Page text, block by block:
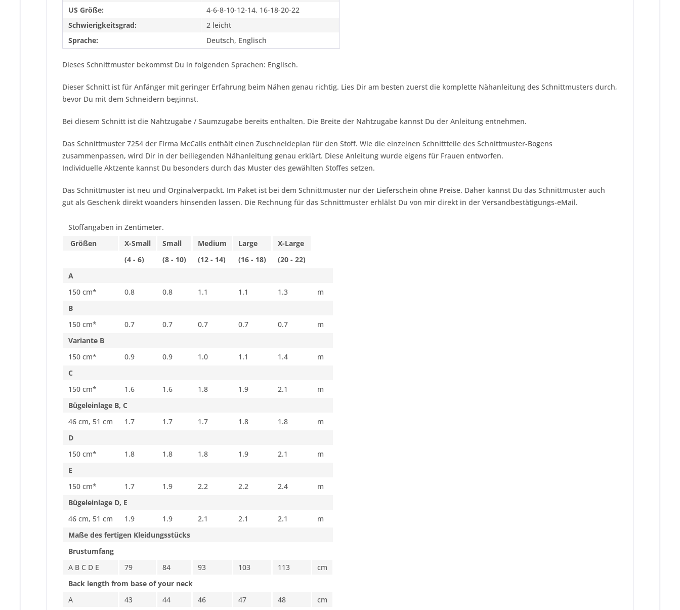
US Größe:
4-6-8-10-12-14, 16-18-20-22
Schwierigkeitsgrad:
2 leicht
Sprache:
Deutsch, Englisch
Dieses Schnittmuster bekommst Du in folgenden Sprachen: Englisch.
Dieser Schnitt ist für Anfänger mit geringer Erfahrung beim Nähen genau richtig. Lies Dir am besten zuerst die komplette Nähanleitung des Schnittmusters durch,
bevor Du mit dem Schneidern beginnst.
Bei diesem Schnitt ist die Nahtzugabe / Saumzugabe bereits enthalten. Die Breite der Nahtzugabe kannst Du der Anleitung entnehmen.
Das Schnittmuster 7254 der Firma McCalls enthält einen Zuschneideplan für den Stoff. Wie die einzelnen Schnittteile des Schnittmuster-Bogens
zusammenpassen, wird Dir in der beiliegenden Nähanleitung genau erklärt. Diese Anleitung wurde eigens für Frauen entworfen.
Individuelle Aktzente kannst Du besonders durch das Muster des gewählten Stoffes setzen.
Das Schnittmuster ist neu und Orginalverpackt. Im Paket ist bei dem Schnittmuster nur der Lieferschein ohne Preise. Daher kannst Du das Schnittmuster auch
gut als Geschenk direkt woanders hinsenden lassen. Die Rechnung für das Schnittmuster erhlälst Du von mir direkt in der Versandbestätigungs-eMail.
Stoffangaben in Zentimeter.
Größen
X-Small Small Medium Large
X-Large
(4 - 6)
(8 - 10) (12 - 14) (16 - 18)
(20 - 22)
A
150 cm*
0.8 0.8 1.1 1.1 1.3
m
B
150 cm*
0.7 0.7 0.7 0.7 0.7
m
Variante B
150 cm*
0.9 0.9 1.0 1.1 1.4
m
C
150 cm*
1.6 1.6 1.8 1.9 2.1
m
Bügeleinlage B, C
46 cm, 51 cm
1.7 1.7 1.7 1.8 1.8
m
D
150 cm*
1.8 1.8 1.8 1.9 2.1
m
E
150 cm*
1.7 1.9 2.2 2.2 2.4
m
Bügeleinlage D, E
46 cm, 51 cm
1.9 1.9 2.1 2.1 2.1
m
Maße des fertigen Kleidungsstücks
Brustumfang
A B C D E
79 84 93 103 113
cm
Back length from base of your neck
A
43 44 46 47 48 cm